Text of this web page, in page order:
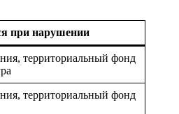
при нарушении
территориальный фонд
территориальный фонд